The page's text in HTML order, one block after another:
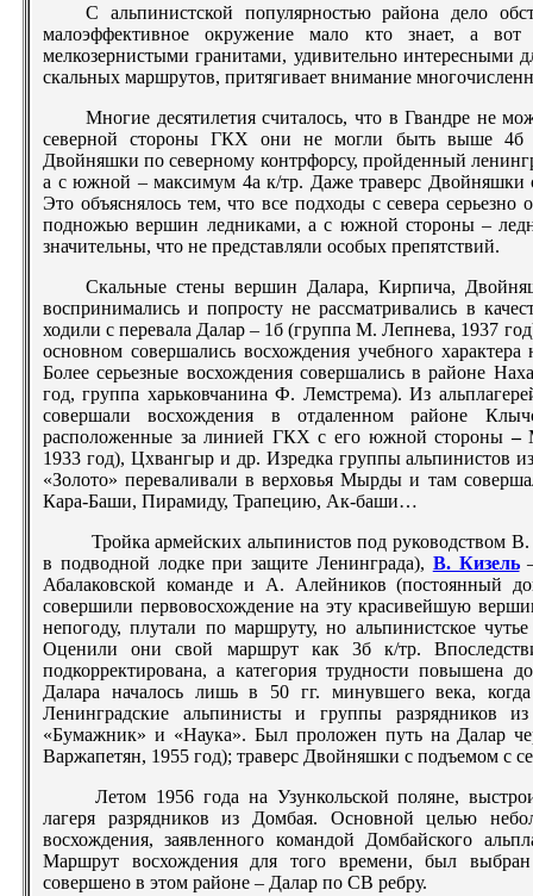
С альпинистской популярностью района дело
малоэффективное окружение мало кто знает, а
мелкозернистыми гранитами, удивительно интересными
скальных маршрутов, притягивает внимание
Многие десятилетия считалось, что в Гвандре не
северной стороны ГКХ они не могли быть выше 4б
Двойняшки по северному контрфорсу, пройденный
а с южной – максимум 4а к/тр. Даже траверс Двойняшки
Это объяснялось тем, что все подходы с севера
подножью вершин ледниками, а с южной стороны –
значительны, что не представляли особых препятствий.
Скальные стены вершин Далара, Кирпича,
воспринимались и попросту не рассматривались в
ходили с перевала Далар – 1б (группа М. Лепнева, 1937
основном совершались восхождения учебного
Более серьезные восхождения совершались в районе
год, группа харьковчанина Ф. Лемстрема). Из
совершали восхождения в отдаленном районе
расположенные за линией ГКХ с его южной стороны –
1933 год), Цхвангыр и др. Изредка группы альпинистов
«Золото» переваливали в верховья Мырды и там
Кара-Баши, Пирамиду, Трапецию, Ак-баши…
Тройка армейских альпинистов под руководством
в подводной лодке при защите Ленинграда), В. Кизель
Абалаковской команде и А. Алейников (постоянный
совершили первовосхождение на эту красивейшую
непогоду, плутали по маршруту, но альпинистское
Оценили они свой маршрут как 3б к/тр.
подкорректирована, а категория трудности повышена
Далара началось лишь в 50 гг. минувшего века,
Ленинградские альпинисты и группы разрядников
«Бумажник» и «Наука». Был проложен путь на Далар
Варжапетян, 1955 год); траверс Двойняшки с подъемом с
Летом 1956 года на Узункольской поляне,
лагеря разрядников из Домбая. Основной целью
восхождения, заявленного командой Домбайского
Маршрут восхождения для того времени, был
совершено в этом районе – Далар по СВ ребру.